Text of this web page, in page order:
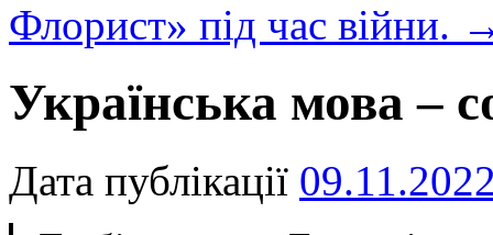
Флорист» під час війни.
Українська мова –
Дата публікації